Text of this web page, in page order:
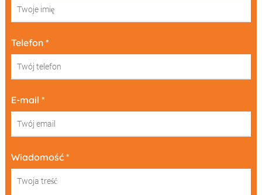
Telefon *
E-mail *
Wiadomość *